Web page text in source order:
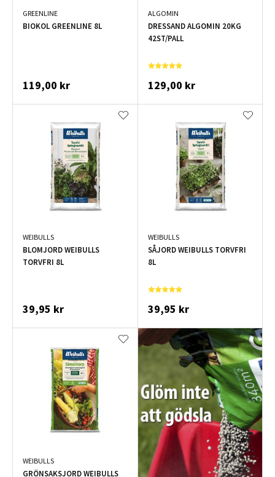
GREENLINE
BIOKOL GREENLINE 8L
119,00 kr
ALGOMIN
DRESSAND ALGOMIN 20KG
42ST/PALL
129,00 kr
WEIBULLS
BLOMJORD WEIBULLS
TORVFRI 8L
39,95 kr
WEIBULLS
SÅJORD WEIBULLS TORVFRI
8L
39,95 kr
WEIBULLS
GRÖNSAKSJORD WEIBULLS